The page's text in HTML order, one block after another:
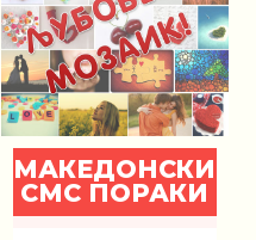
МАКЕДОНСКИ
СМС ПОРАКИ